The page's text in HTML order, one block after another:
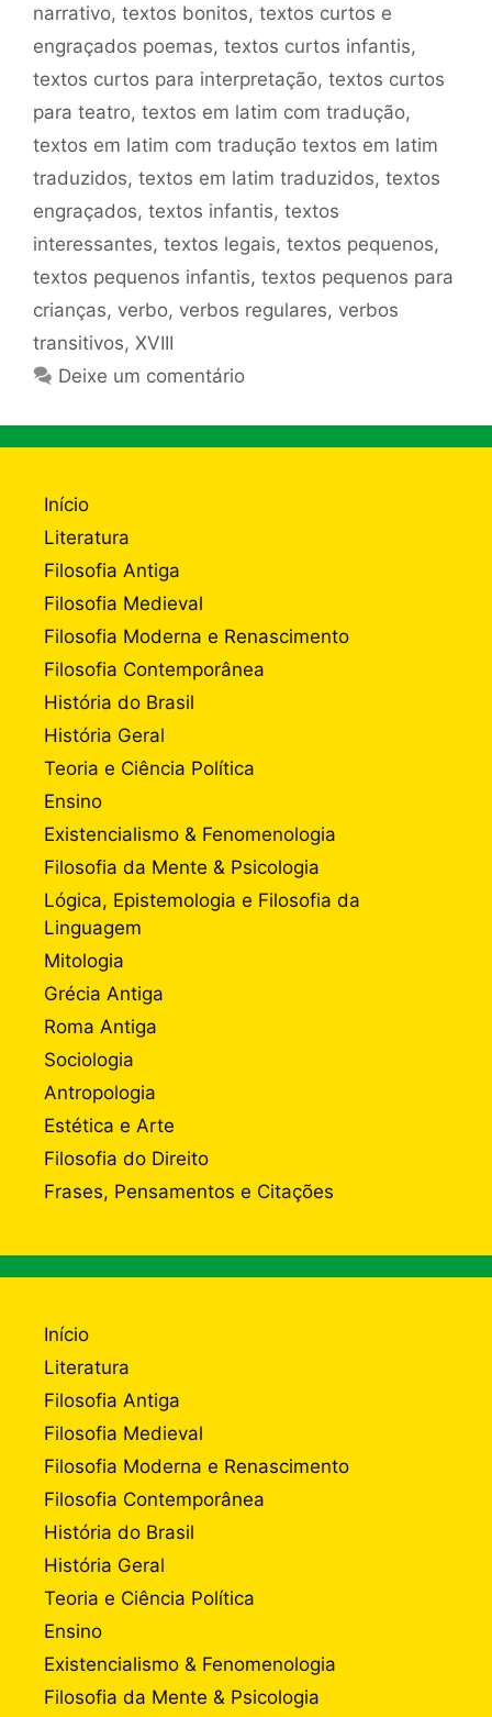
narrativo, textos bonitos, textos curtos e
engraçados poemas, textos curtos infantis,
textos curtos para interpretação, textos curtos
para teatro, textos em latim com tradução,
textos em latim com tradução textos em latim
traduzidos, textos em latim traduzidos, textos
engraçados, textos infantis, textos
interessantes, textos legais, textos pequenos,
textos pequenos infantis, textos pequenos para
crianças, verbo, verbos regulares, verbos
transitivos, XVIII
Deixe um comentário
Início
Literatura
Filosofia Antiga
Filosofia Medieval
Filosofia Moderna e Renascimento
Filosofia Contemporânea
História do Brasil
História Geral
Teoria e Ciência Política
Ensino
Existencialismo & Fenomenologia
Filosofia da Mente & Psicologia
Lógica, Epistemologia e Filosofia da
Linguagem
Mitologia
Grécia Antiga
Roma Antiga
Sociologia
Antropologia
Estética e Arte
Filosofia do Direito
Frases, Pensamentos e Citações
Início
Literatura
Filosofia Antiga
Filosofia Medieval
Filosofia Moderna e Renascimento
Filosofia Contemporânea
História do Brasil
História Geral
Teoria e Ciência Política
Ensino
Existencialismo & Fenomenologia
Filosofia da Mente & Psicologia